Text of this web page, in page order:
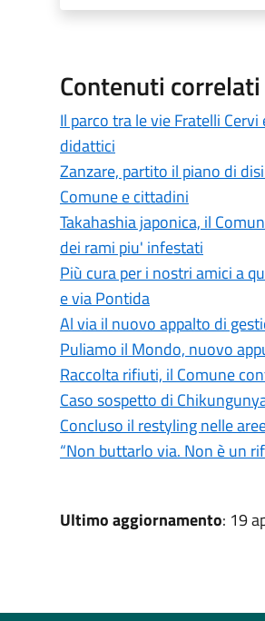
Contenuti correlati
Il parco tra le vie Fratelli
didattici
Zanzare, partito il piano di
Comune e cittadini
Takahashia japonica, il
dei rami piu' infestati
Più cura per i nostri amici a
e via Pontida
Al via il nuovo appalto di
Puliamo il Mondo, nuovo
Raccolta rifiuti, il Comune
Caso sospetto di
Concluso il restyling nelle
“Non buttarlo via. Non è un
Ultimo aggiornamento: 19